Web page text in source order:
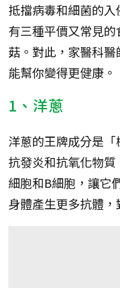
抵擋病毒和細菌的
有三種平價又常見
菇。對此，家醫科
能幫你變得更健康。
1、洋蔥
洋蔥的王牌成分是
抗發炎和抗氧化物
細胞和B細胞，讓它
身體產生更多抗體，